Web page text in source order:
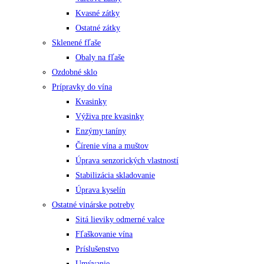
Kvasné zátky
Ostatné zátky
Sklenené fľaše
Obaly na fľaše
Ozdobné sklo
Prípravky do vína
Kvasinky
Výživa pre kvasinky
Enzýmy taníny
Čírenie vína a muštov
Úprava senzorických vlastností
Stabilizácia skladovanie
Úprava kyselín
Ostatné vinárske potreby
Sitá lieviky odmerné valce
Fľaškovanie vína
Príslušenstvo